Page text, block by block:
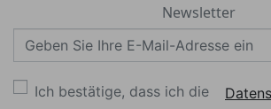
Newsletter
Ich bestätige, dass ich die